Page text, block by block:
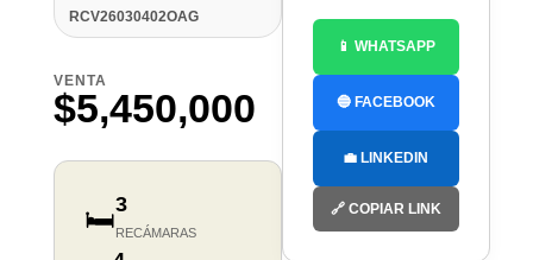
RCV26030402OAG
VENTA
$5,450,000
🛏️3
RECÁMARAS
📱 WHATSAPP
🔵 FACEBOOK
💼 LINKEDIN
🔗 COPIAR LINK